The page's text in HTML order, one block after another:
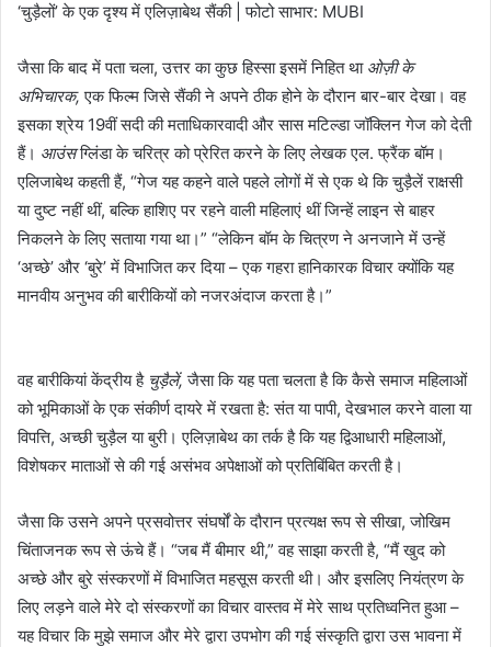
‘चुड़ैलों’ के एक दृश्य में एलिज़ाबेथ सैंकी | फोटो साभार: MUBI
जैसा कि बाद में पता चला, उत्तर का कुछ हिस्सा इसमें निहित था ओज़ी के
अभिचारक, एक फिल्म जिसे सैंकी ने अपने ठीक होने के दौरान बार-बार देखा। वह
इसका श्रेय 19वीं सदी की मताधिकारवादी और सास मटिल्डा जॉक्लिन गेज को देती
हैं। आउंसग्लिंडा के चरित्र को प्रेरित करने के लिए लेखक एल. फ्रैंक बॉम।
एलिजाबेथ कहती हैं, “गेज यह कहने वाले पहले लोगों में से एक थे कि चुड़ैलें राक्षसी
या दुष्ट नहीं थीं, बल्कि हाशिए पर रहने वाली महिलाएं थीं जिन्हें लाइन से बाहर
निकलने के लिए सताया गया था।” “लेकिन बॉम के चित्रण ने अनजाने में उन्हें
‘अच्छे’ और ‘बुरे’ में विभाजित कर दिया – एक गहरा हानिकारक विचार क्योंकि यह
मानवीय अनुभव की बारीकियों को नजरअंदाज करता है।”
वह बारीकियां केंद्रीय है चुड़ैलें, जैसा कि यह पता चलता है कि कैसे समाज महिलाओं
को भूमिकाओं के एक संकीर्ण दायरे में रखता है: संत या पापी, देखभाल करने वाला या
विपत्ति, अच्छी चुड़ैल या बुरी। एलिज़ाबेथ का तर्क है कि यह द्विआधारी महिलाओं,
विशेषकर माताओं से की गई असंभव अपेक्षाओं को प्रतिबिंबित करती है।
जैसा कि उसने अपने प्रसवोत्तर संघर्षों के दौरान प्रत्यक्ष रूप से सीखा, जोखिम
चिंताजनक रूप से ऊंचे हैं। “जब मैं बीमार थी,” वह साझा करती है, “मैं खुद को
अच्छे और बुरे संस्करणों में विभाजित महसूस करती थी। और इसलिए नियंत्रण के
लिए लड़ने वाले मेरे दो संस्करणों का विचार वास्तव में मेरे साथ प्रतिध्वनित हुआ –
यह विचार कि मुझे समाज और मेरे द्वारा उपभोग की गई संस्कृति द्वारा उस भावना में